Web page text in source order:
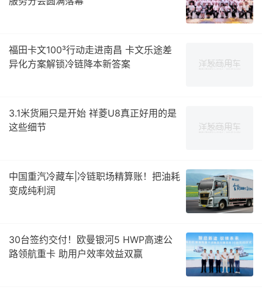
福田卡文100³行动走进南昌 卡文乐途差
异化方案解锁冷链降本新答案
3.1米货厢只是开始 祥菱U8真正好用的是
这些细节
中国重汽冷藏车|冷链职场精算账！把油耗
变成纯利润
30台签约交付！欧曼银河5 HWP高速公
路领航重卡 助用户效率效益双赢